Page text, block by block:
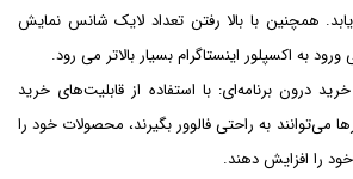
همچنین با بالا رفتن تعداد لایک شانس نمایش
به اکسپلور اینستاگرام بسیار بالاتر می رود.
درون برنامه‌ای: با استفاده از قابلیت‌های خرید
می‌توانند به راحتی فالوور بگیرند، محصولات خود را
را افزایش دهند.